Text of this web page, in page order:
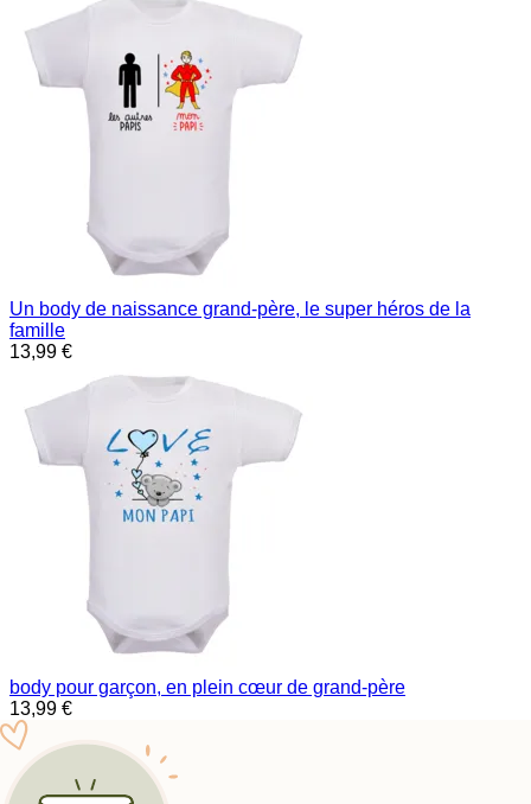
Un body de naissance grand-père, le super héros de la
famille
13,99 €
body pour garçon, en plein cœur de grand-père
13,99 €